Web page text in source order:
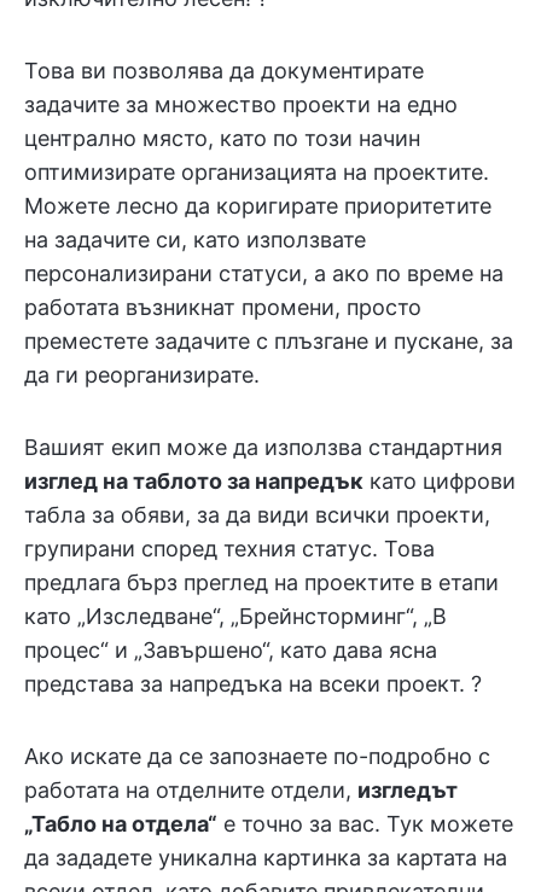
Това ви позволява да документирате
задачите за множество проекти на едно
централно място, като по този начин
оптимизирате организацията на проектите.
Можете лесно да коригирате приоритетите
на задачите си, като използвате
персонализирани статуси, а ако по време на
работата възникнат промени, просто
преместете задачите с плъзгане и пускане, за
да ги реорганизирате.
Вашият екип може да използва стандартния
изглед на таблото за напредък като цифрови
табла за обяви, за да види всички проекти,
групирани според техния статус. Това
предлага бърз преглед на проектите в етапи
като „Изследване“, „Брейнсторминг“, „В
процес“ и „Завършено“, като дава ясна
представа за напредъка на всеки проект. ?️
Ако искате да се запознаете по-подробно с
работата на отделните отдели, изгледът
„Табло на отдела“ е точно за вас. Тук можете
да зададете уникална картинка за картата на